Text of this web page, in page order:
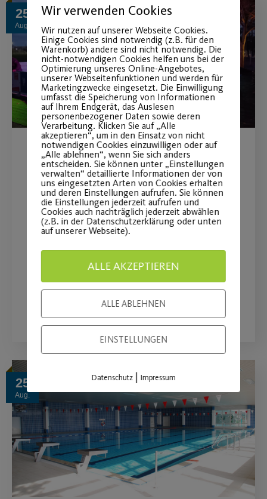
25
Aug.
Teamevents und
Weihnachtsfeiern in
weihnachtlichem Ambiente
Post SV on Ice powered by VR Bank
Metropolregion Nürnberg startet am
WEITERLESEN
25
Aug.
Wir verwenden Cookies
Wir nutzen auf unserer Webseite Cookies.
Einige Cookies sind notwendig (z.B. für den
Warenkorb) andere sind nicht notwendig. Die
nicht-notwendigen Cookies helfen uns bei der
Optimierung unseres Online-Angebotes,
unserer Webseitenfunktionen und werden für
Marketingzwecke eingesetzt. Die Einwilligung
umfasst die Speicherung von Informationen
auf Ihrem Endgerät, das Auslesen
personenbezogener Daten sowie deren
Verarbeitung. Klicken Sie auf „Alle
akzeptieren“, um in den Einsatz von nicht
notwendigen Cookies einzuwilligen oder auf
„Alle ablehnen“, wenn Sie sich anders
entscheiden. Sie können unter „Einstellungen
verwalten“ detaillierte Informationen der von
uns eingesetzten Arten von Cookies erhalten
und deren Einstellungen aufrufen. Sie können
die Einstellungen jederzeit aufrufen und
Cookies auch nachträglich jederzeit abwählen
(z.B. in der Datenschutzerklärung oder unten
auf unserer Webseite).
ALLE AKZEPTIEREN
ALLE ABLEHNEN
EINSTELLUNGEN
Datenschutz| Impressum